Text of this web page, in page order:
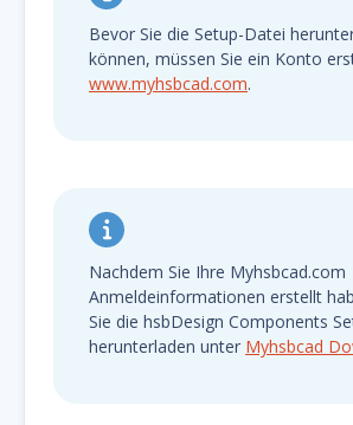
Bevor Sie die Setup-Datei
können, müssen Sie ein Konto
www.myhsbcad.com.
Nachdem Sie Ihre Myhsbcad.com
Anmeldeinformationen erstellt
Sie die hsbDesign Components
herunterladen unter Myhsbcad